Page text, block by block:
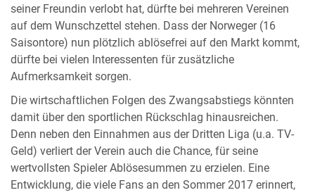
seiner Freundin verlobt hat, dürfte bei mehreren Vereinen
auf dem Wunschzettel stehen. Dass der Norweger (16
Saisontore) nun plötzlich ablösefrei auf den Markt kommt,
dürfte bei vielen Interessenten für zusätzliche
Aufmerksamkeit sorgen.
Die wirtschaftlichen Folgen des Zwangsabstiegs könnten
damit über den sportlichen Rückschlag hinausreichen.
Denn neben den Einnahmen aus der Dritten Liga (u.a. TV-
Geld) verliert der Verein auch die Chance, für seine
wertvollsten Spieler Ablösesummen zu erzielen. Eine
Entwicklung, die viele Fans an den Sommer 2017 erinnert,